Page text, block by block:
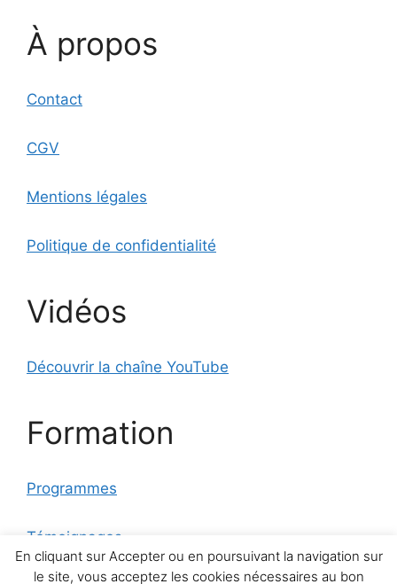
À propos
Contact
CGV
Mentions légales
Politique de confidentialité
Vidéos
Découvrir la chaîne YouTube
Formation
Programmes
Témoignages
En cliquant sur Accepter ou en poursuivant la navigation sur
le site, vous acceptez les cookies nécessaires au bon